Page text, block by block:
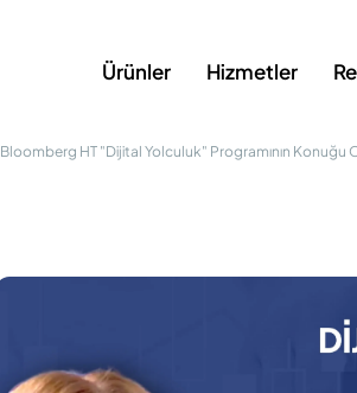
Ürünler Hizmetler
Bloomberg HT "Dijital Yolculuk" Programının Konuğu